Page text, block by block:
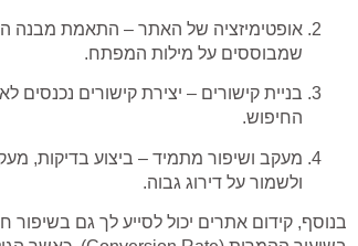
אופטימיזציה של האתר – התאמת מבנה
שמבוססים על מילות המפתח.
בניית קישורים – יצירת קישורים נכנסים
החיפוש.
מעקב ושיפור מתמיד – ביצוע בדיקות,
ולשמור על דירוג גבוה.
בנוסף, קידום אתרים יכול לסייע לך גם